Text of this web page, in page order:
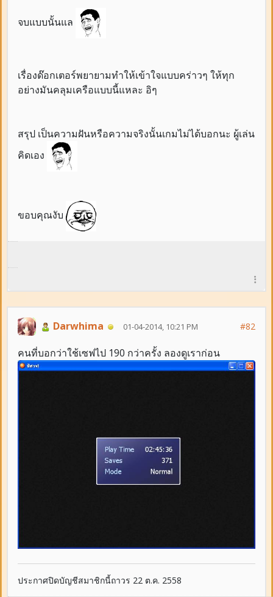
จบแบบนั้นแล
เรื่องด๊อกเตอร์พยายามทำให้เข้าใจแบบคร่าวๆ ให้ทุก
อย่างมันคลุมเครือแบบนี้แหละ อิๆ
สรุป เป็นความฝันหรือความจริงนั้นเกมไม่ได้บอกนะ ผู้เล่น
คิดเอง
ขอบคุณงับ
Darwhima 01-04-2014, 10:21 PM #82
คนที่บอกว่าใช้เซฟไป 190 กว่าครั้ง ลองดูเราก่อน
ประกาศปิดบัญชีสมาชิกนี้ถาวร 22 ต.ค. 2558